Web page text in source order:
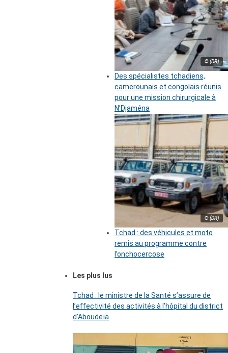
© (DR)
Des spécialistes tchadiens,
camerounais et congolais réunis
pour une mission chirurgicale à
N’Djaména
© (DR)
Tchad : des véhicules et moto
remis au programme contre
l’onchocercose
Les plus lus
Tchad : le ministre de la Santé s’assure de
l’effectivité des activités à l’hôpital du district
d’Aboudeïa